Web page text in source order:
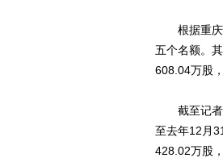
根据重庆
五个名额。
608.04万股
截至记者
至去年12月
428.02万股